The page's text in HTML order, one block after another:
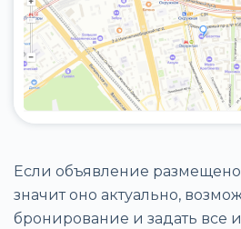
Если объявление
значит оно актуально,
бронирование и задать все